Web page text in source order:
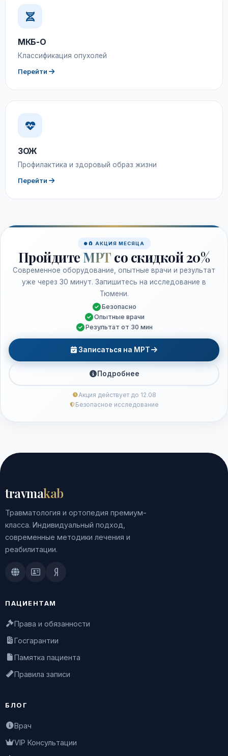
МКБ-О
Классификация опухолей
Перейти
ЗОЖ
Профилактика и здоровый образ жизни
Перейти
🧲 АКЦИЯ МЕСЯЦА
Пройдите МРТ со скидкой 20%
Современное оборудование, опытные врачи и результат
уже через 30 минут. Запишитесь на исследование в
Тюмени.
Безопасно
Опытные врачи
Результат от 30 мин
Записаться на МРТ
Подробнее
Акция действует до 12.08
Безопасное исследование
travmakab
Травматология и ортопедия премиум-
класса. Индивидуальный подход,
современные методики лечения и
реабилитации.
Doctu.ruПроДокторов
Яндекс.Здоровье
ПАЦИЕНТАМ
Права и обязанности
Госгарантии
Памятка пациента
Правила записи
БЛОГ
Врач
VIP Консультации